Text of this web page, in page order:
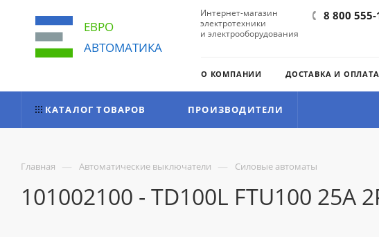
ЕВРО
АВТОМАТИКА
Интернет-магазин
электротехники
и электрооборудования
8 800 555-
О КОМПАНИИ ДОСТАВКА И ОПЛАТА
КАТАЛОГ ТОВАРОВ ПРОИЗВОДИТЕЛИ
Главная — Автоматические выключатели — Силовые автоматы
101002100 - TD100L FTU100 25A